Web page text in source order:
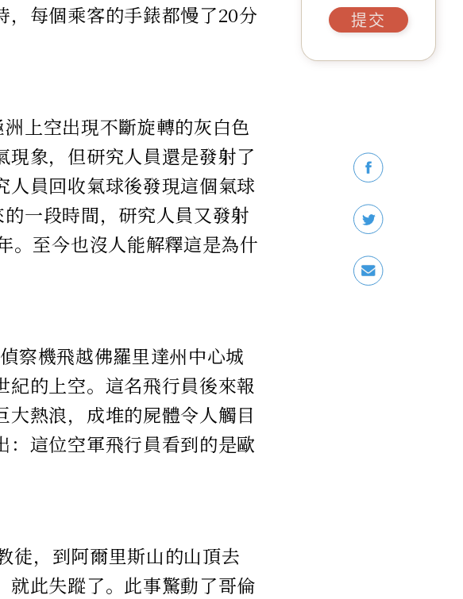
，每個乘客的手錶都慢了20分
上空出現不斷旋轉的灰白色
象，但研究人員還是發射了
人員回收氣球後發現這個氣球
一段時間，研究人員又發射
。至今也沒人能解釋這是為什
察機飛越佛羅里達州中心城
的上空。這名飛行員後來報
熱浪，成堆的屍體令人觸目
：這位空軍飛行員看到的是歐
徒，到阿爾里斯山的山頂去
就此失蹤了。此事驚動了哥倫
提交